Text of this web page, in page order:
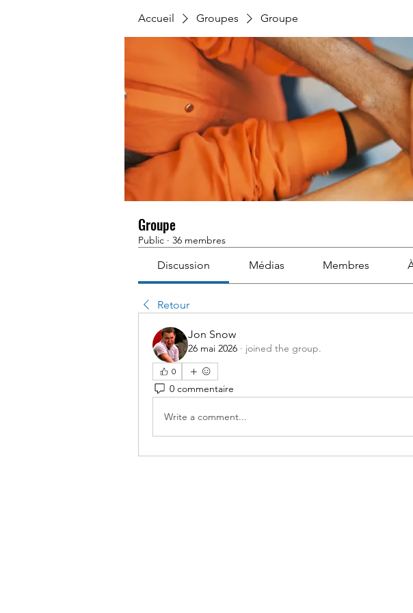
Accueil Groupes Groupe
Groupe
Public · 36 membres
Discussion Médias Membres
Retour
Jon Snow
26 mai 2026 · joined the group.
0
0 commentaire
Write a comment...